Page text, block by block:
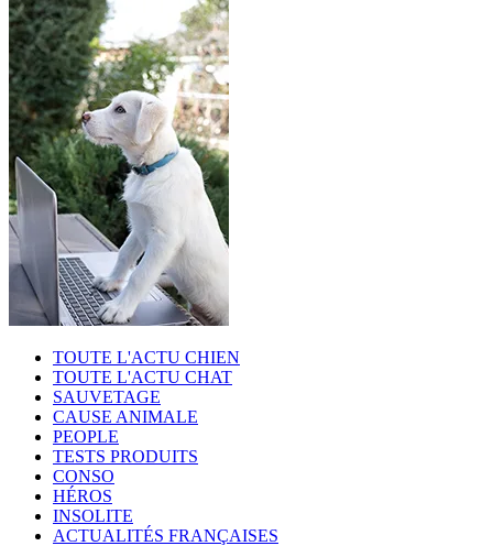
TOUTE L'ACTU CHIEN
TOUTE L'ACTU CHAT
SAUVETAGE
CAUSE ANIMALE
PEOPLE
TESTS PRODUITS
CONSO
HÉROS
INSOLITE
ACTUALITÉS FRANÇAISES